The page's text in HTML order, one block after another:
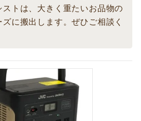
ストは、大きく重たいお品物の
に搬出します。ぜひご相談く